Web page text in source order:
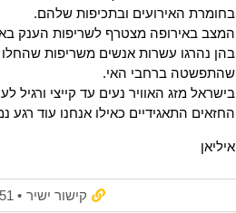
בחומרת האירועים ובתכיפות שלהם.
המצב באירופה מצטרף לשריפות הענק
בהן נהרגו עשרות אנשים משריפות
שהתפשטה ברחבי האי.
בישראל מזג האוויר נעים עד קייצי ורגיל
החזאים התאגידיים כאילו אנחנו עוד
איליאן
קישור ישיר • 20,651 צפיות